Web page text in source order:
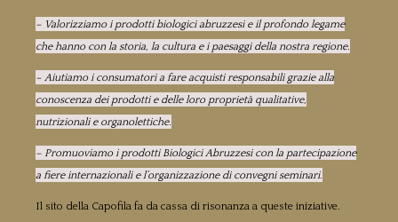
– Valorizziamo i prodotti biologici abruzzesi e il profondo legame
che hanno con la storia, la cultura e i paesaggi della nostra regione.
– Aiutiamo i consumatori a fare acquisti responsabili grazie alla
conoscenza dei prodotti e delle loro proprietà qualitative,
nutrizionali e organolettiche.
– Promuoviamo i prodotti Biologici Abruzzesi con la partecipazione
a fiere internazionali e l’organizzazione di convegni seminari.
Il sito della Capofila fa da cassa di risonanza a queste iniziative.